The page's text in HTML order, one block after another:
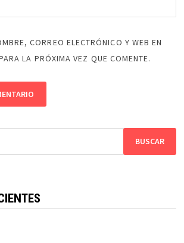
CORREO ELECTRÓNICO Y WEB EN
LA PRÓXIMA VEZ QUE COMENTE.